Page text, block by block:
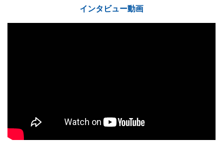
インタビュー動画